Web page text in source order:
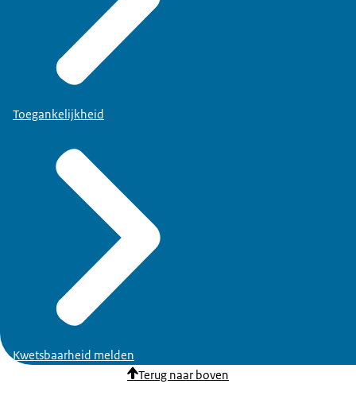
Toegankelijkheid
Kwetsbaarheid melden
Terug naar boven